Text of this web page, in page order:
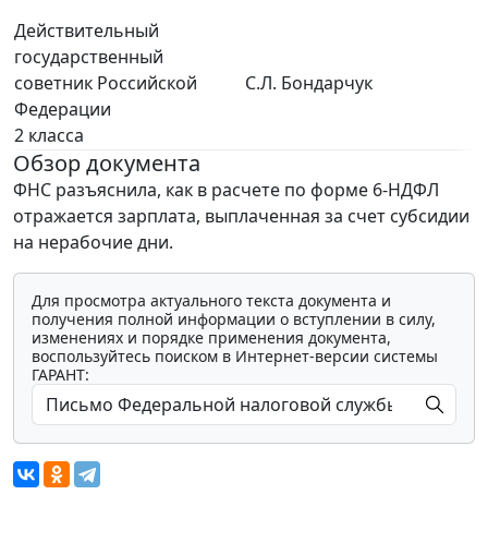
Действительный
государственный
советник Российской
Федерации
2 класса
С.Л. Бондарчук
Обзор документа
ФНС разъяснила, как в расчете по форме 6-НДФЛ
отражается зарплата, выплаченная за счет субсидии
на нерабочие дни.
Для просмотра актуального текста документа и
получения полной информации о вступлении в силу,
изменениях и порядке применения документа,
воспользуйтесь поиском в Интернет-версии системы
ГАРАНТ: